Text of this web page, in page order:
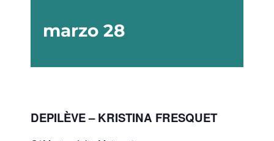
marzo 28
DEPILÈVE – KRISTINA FRESQUET